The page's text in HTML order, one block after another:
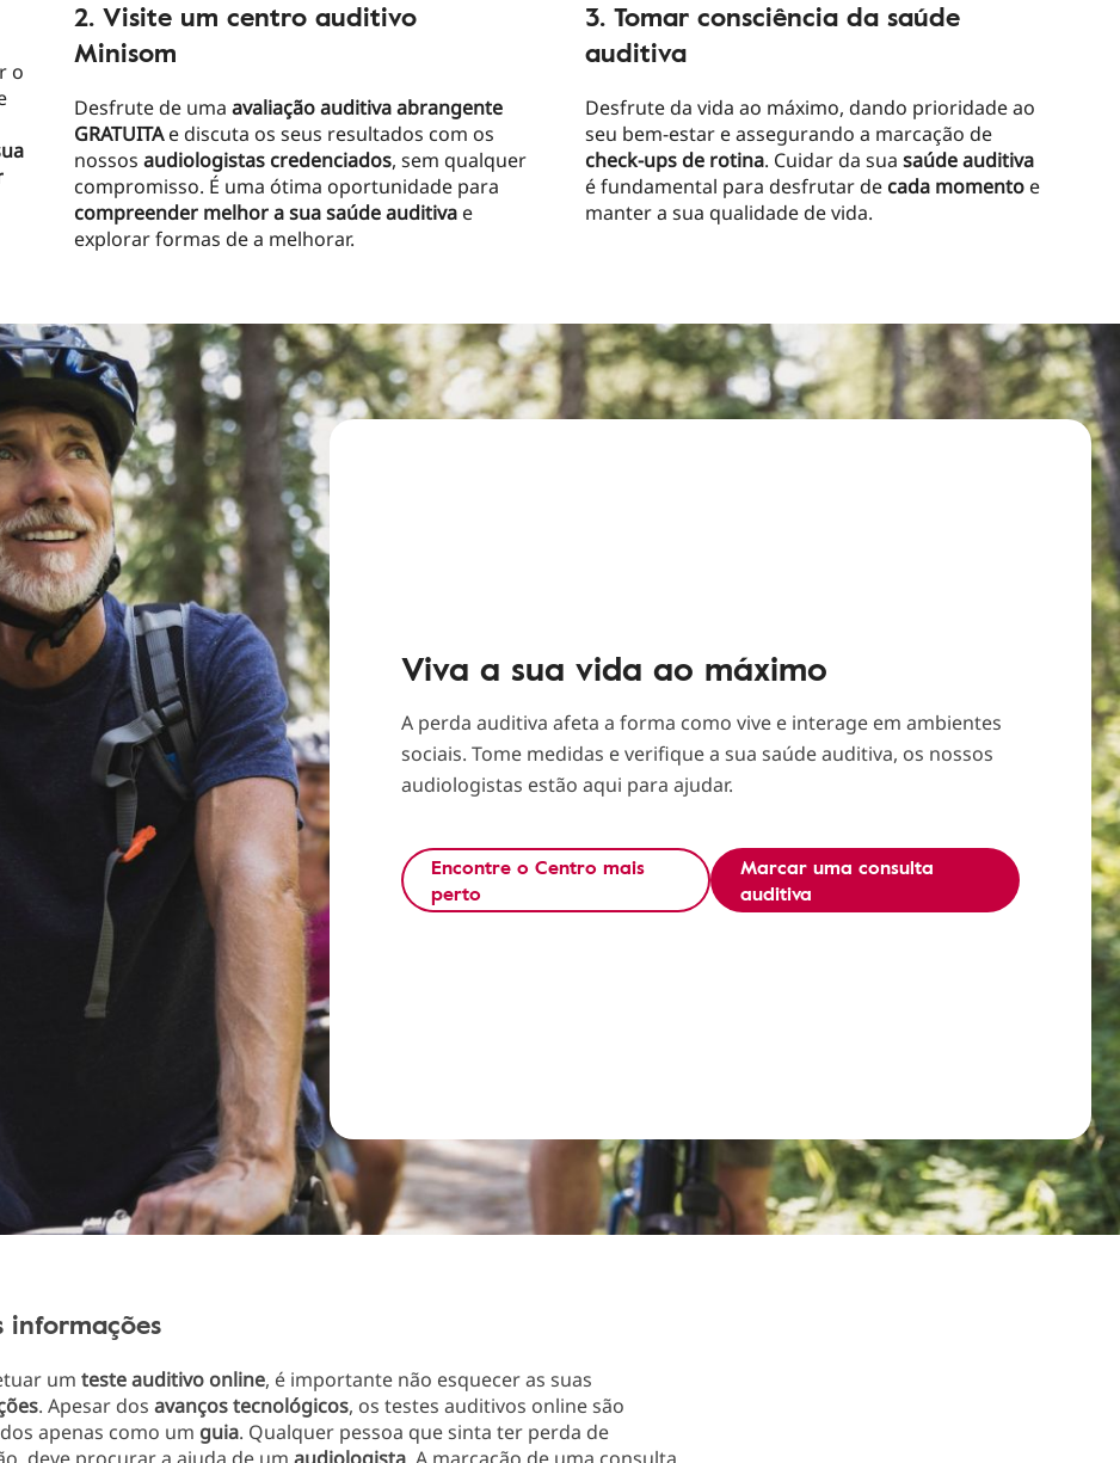
o
2. Visite um centro auditivo
Minisom
Desfrute de uma avaliaçãoauditivaabrangente
GRATUITAe discuta os seus resultados com os
nossos audiologistas credenciados, sem qualquer
compromisso. É uma ótima oportunidade para
compreender melhora suasaúdeauditivae
explorar formas de a melhorar.
3. Tomar consciência da saúde
auditiva
Desfrute da vida ao máximo, dando prioridade ao
seu bem-estar e assegurando a marcação de
check-ups de rotina. Cuidar da sua saúdeauditiva
é fundamental para desfrutar de cada momentoe
manter a sua qualidade de vida.
Viva a sua vida ao máximo
A perda auditiva afeta a forma como vive e interage em ambientes
sociais. Tome medidas e verifique a sua saúde auditiva, os nossos
audiologistas estão aqui para ajudar.
Encontre o Centro mais
perto
Marcar uma consulta
auditiva
informações
um testeauditivo online, é importante não esquecer as suas
. Apesar dos avançostecnológicos, os testes auditivos online são
apenas como um guia. Qualquer pessoa que sinta ter perda de
deve procurar a ajuda de um audiologista . A marcação de uma consulta